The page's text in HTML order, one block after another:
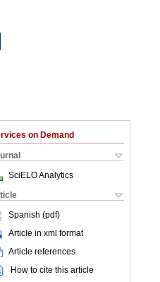
on Demand
SciELO Analytics
Spanish (pdf)
Article in xml format
Article references
How to cite this article